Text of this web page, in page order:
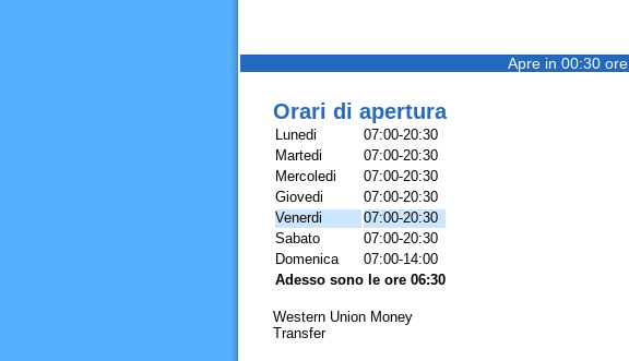
Apre in 00:30 ore
Orari di apertura
Lunedi
07:00-20:30
Martedi
07:00-20:30
Mercoledi
07:00-20:30
Giovedi
07:00-20:30
Venerdi
07:00-20:30
Sabato
07:00-20:30
Domenica
07:00-14:00
Adesso sono le ore 06:30
Western Union Money
Transfer